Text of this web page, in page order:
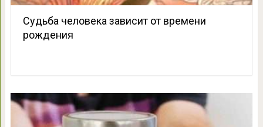
Судьба человека зависит от времени
рождения